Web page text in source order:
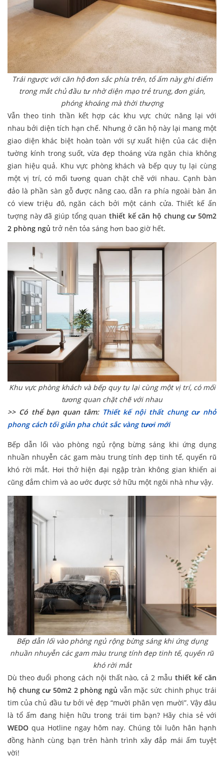
Trái ngược với căn hộ đơn sắc phía trên, tổ ấm này ghi điểm
trong mắt chủ đầu tư nhờ diện mạo trẻ trung, đơn giản,
phóng khoáng mà thời thượng
Vẫn theo tinh thần kết hợp các khu vực chức năng lại với
nhau bởi diện tích hạn chế. Nhưng ở căn hộ này lại mang một
giao diện khác biệt hoàn toàn với sự xuất hiện của các diện
tường kính trong suốt, vừa đẹp thoáng vừa ngăn chia không
gian hiệu quả. Khu vực phòng khách và bếp quy tụ lại cùng
một vị trí, có mối tương quan chặt chẽ với nhau. Cạnh bàn
đảo là phần sàn gỗ được nâng cao, dẫn ra phía ngoài bàn ăn
có view triệu đô, ngăn cách bởi một cánh cửa. Thiết kế ấn
tượng này đã giúp tổng quan thiết kế căn hộ chung cư 50m2
2 phòng ngủ trở nên tỏa sáng hơn bao giờ hết.
Khu vực phòng khách và bếp quy tụ lại cùng một vị trí, có mối
tương quan chặt chẽ với nhau
>> Có thể bạn quan tâm: Thiết kế nội thất chung cư nhỏ
phong cách tối giản pha chút sắc vàng tươi mới
Bếp dẫn lối vào phòng ngủ rộng bừng sáng khi ứng dụng
nhuần nhuyễn các gam màu trung tính đẹp tinh tế, quyến rũ
khó rời mắt. Hơi thở hiện đại ngập tràn không gian khiến ai
cũng đắm chìm và ao ước được sở hữu một ngôi nhà như vậy.
Bếp dẫn lối vào phòng ngủ rộng bừng sáng khi ứng dụng
nhuần nhuyễn các gam màu trung tính đẹp tinh tế, quyến rũ
khó rời mắt
Dù theo đuổi phong cách nội thất nào, cả 2 mẫuthiết kế căn
hộ chung cư 50m2 2 phòng ngủ vẫn mặc sức chinh phục trái
tim của chủ đầu tư bởi vẻ đẹp “mười phân vẹn mười”. Vậy đâu
là tổ ấm đang hiện hữu trong trái tim bạn? Hãy chia sẻ với
WEDO qua Hotline ngay hôm nay. Chúng tôi luôn hân hạnh
đồng hành cùng bạn trên hành trình xây đắp mái ấm tuyệt
vời!